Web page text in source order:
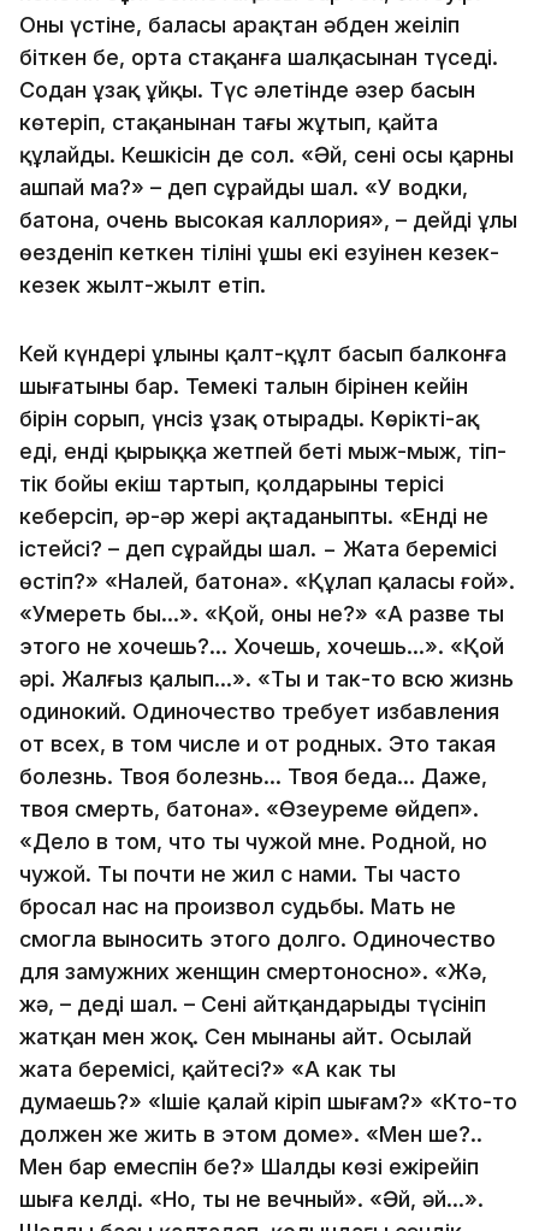
Оның үстіне, баласы арақтан әбден жеңіліп
біткен бе, орта стақанға шалқасынан түседі.
Содан ұзақ ұйқы. Түс әлетінде әзер басын
көтеріп, стақанынан тағы жұтып, қайта
құлайды. Кешкісін де сол. «Әй, сенің осы қарның
ашпай ма?» – деп сұрайды шал. «У водки,
батона, очень высокая каллория», – дейді ұлы
өңезденіп кеткен тілінің ұшы екі езуінен кезек-
кезек жылт-жылт етіп.
Кей күндері ұлының қалт-құлт басып балконға
шығатыны бар. Темекі талын бірінен кейін
бірін сорып, үнсіз ұзақ отырады. Көрікті-ақ
еді, енді қырыққа жетпей беті мыж-мыж, тіп-
тік бойы еңкіш тартып, қолдарының терісі
кеберсіп, әр-әр жері ақтаңданыпты. «Енді не
істейсің? – деп сұрайды шал. − Жата беремісің
өстіп?» «Налей, батона». «Құлап қаласың ғой».
«Умереть бы…». «Қой, оның не?» «А разве ты
этого не хочешь?… Хочешь, хочешь…». «Қой
әрі. Жалғыз қалып…». «Ты и так-то всю жизнь
одинокий. Одиночество требует избавления
от всех, в том числе и от родных. Это такая
болезнь. Твоя болезнь… Твоя беда… Даже,
твоя смерть, батона». «Өзеуреме өйдеп».
«Дело в том, что ты чужой мне. Родной, но
чужой. Ты почти не жил с нами. Ты часто
бросал нас на произвол судьбы. Мать не
смогла выносить этого долго. Одиночество
для замужних женщин смертоносно». «Жә,
жә, – деді шал. – Сенің айтқандарыңды түсініп
жатқан мен жоқ. Сен мынаны айт. Осылай
жата беремісің, қайтесің?» «А как ты
думаешь?» «Ішіңе қалай кіріп шығам?» «Кто-то
должен же жить в этом доме». «Мен ше?..
Мен бар емеспін бе?» Шалдың көзі ежірейіп
шыға келді. «Но, ты не вечный». «Әй, әй…».